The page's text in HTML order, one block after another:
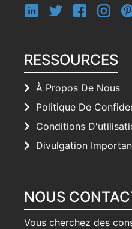
RESSOURCES
À Propos De Nous
Politique De
Conditions
Divulgation
NOUS
Vous cherchez des